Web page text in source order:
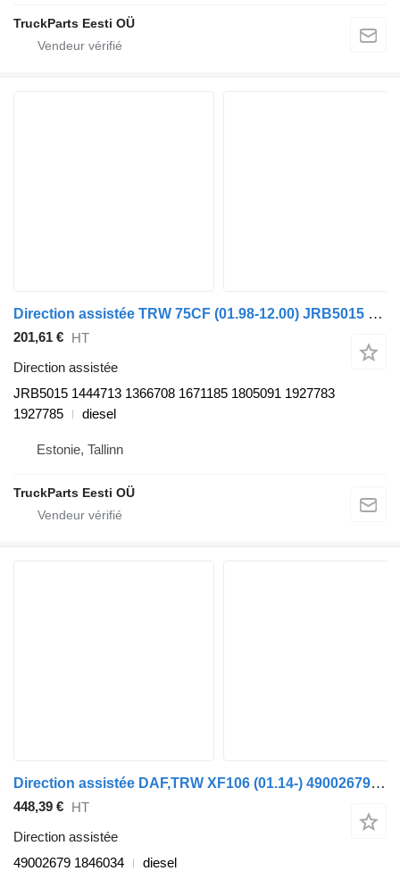
TruckParts Eesti OÜ
Direction assistée TRW 75CF (01.98-12.00) JRB5015 pour tracteur routier DAF 65CF, 75CF, 85CF, 95XF (1997-2002)
201,61 € HT
Direction assistée
JRB5015 1444713 1366708 1671185 1805091 1927783
1927785
diesel
Estonie, Tallinn
TruckParts Eesti OÜ
Direction assistée DAF,TRW XF106 (01.14-) 49002679 pour tracteur routier DAF XF106 (2014-)
448,39 € HT
Direction assistée
49002679 1846034
diesel